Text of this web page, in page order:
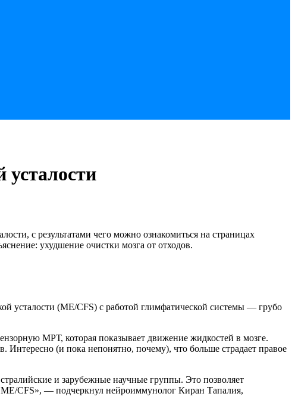
усталости
с результатами чего можно ознакомиться на страницах
ухудшение очистки мозга от отходов.
усталости (ME/CFS) с работой глимфатической системы — грубо
МРТ, которая показывает движение жидкостей в мозге.
Интересно (и пока непонятно, почему), что больше страдает правое
и зарубежные научные группы. Это позволяет
ME/CFS», — подчеркнул нейроиммунолог Киран Тапалия,